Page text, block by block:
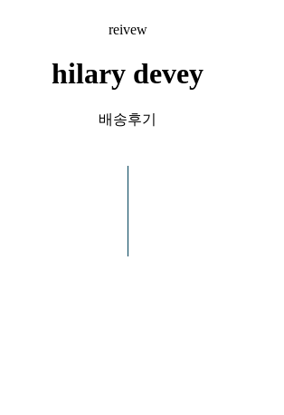
reivew
hilary devey
배송후기